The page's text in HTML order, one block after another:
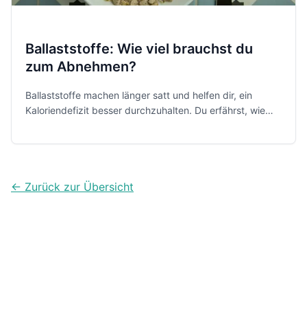
Ballaststoffe: Wie viel brauchst du
zum Abnehmen?
Ballaststoffe machen länger satt und helfen dir, ein
Kaloriendefizit besser durchzuhalten. Du erfährst, wie
← Zurück zur Übersicht